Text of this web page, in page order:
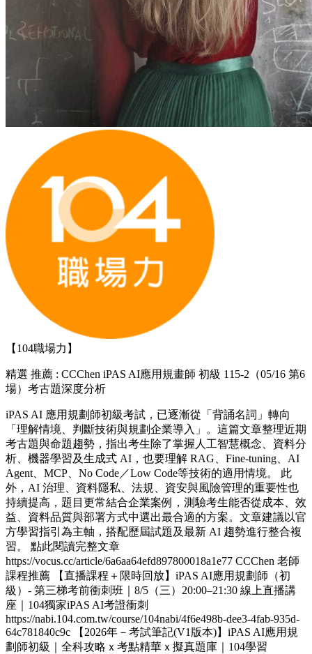
【104職場力】
精選 推薦 : CCChen iPAS AI應用規畫師 初級 115-2（05/16 第6
場）考古題深度分析
iPAS AI 應用規劃師初級考試，已逐漸從「背誦名詞」轉向
「理解情境、判斷技術與規劃企業導入」。這篇文章整理近期
考古題與命題趨勢，指出考生除了掌握人工智慧概念、資料分
析、機器學習及生成式 AI，也要理解 RAG、Fine-tuning、AI
Agent、MCP、No Code／Low Code等技術的適用情境。 此
外，AI 治理、資料隱私、法規、資安與風險管理的重要性也
持續提高，題目更常結合企業案例，測驗考生能否從成本、效
益、資料品質與部署方式中選出最合適的方案。文章建議以官
方學習指引為主軸，搭配歷屆試題及最新 AI 趨勢進行整合複
習。 點此閱讀完整文章
https://vocus.cc/article/6a6aa64efd897800018a1e77 CCChen 老師
課程推薦 【直播課程＋限時回放】iPAS AI應用規劃師（初
級）- 第三梯考前衝刺班｜8/5（三）20:00–21:30 線上直播講
座｜104獨家iPAS AI考證衝刺
https://nabi.104.com.tw/course/104nabi/4f6e498b-dee3-4fab-935d-
64c781840c9c 【2026年－考試筆記(V1版本)】iPAS AI應用規
劃師初級｜全科攻略ｘ考點精華ｘ擬真題庫｜104學習